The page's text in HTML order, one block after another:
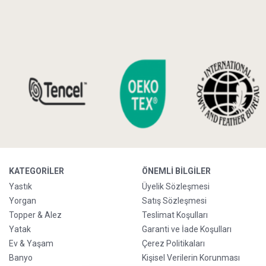
KATEGORILER
Yastık
Yorgan
Topper & Alez
Yatak
Ev & Yaşam
Banyo
ÖNEMLI BILGILER
Üyelik Sözleşmesi
Satış Sözleşmesi
Teslimat Koşulları
Garanti ve İade Koşulları
Çerez Politikaları
Kişisel Verilerin Korunması